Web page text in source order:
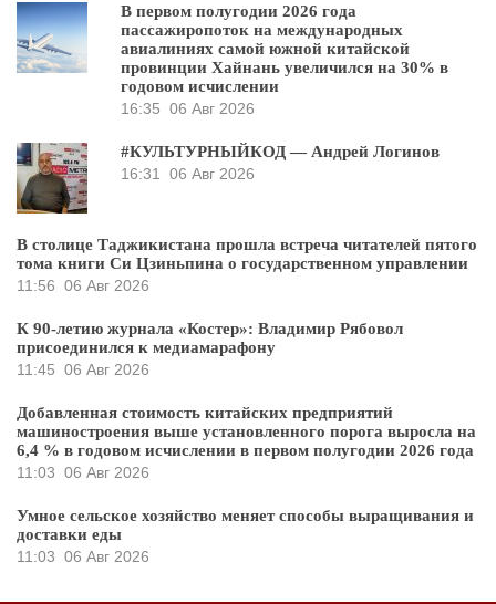
В первом полугодии 2026 года
пассажиропоток на международных
авиалиниях самой южной китайской
провинции Хайнань увеличился на 30% в
годовом исчислении
16:35 06 Авг 2026
#КУЛЬТУРНЫЙКОД — Андрей Логинов
16:31
06 Авг 2026
В столице Таджикистана прошла встреча читателей пятого
тома книги Си Цзиньпина о государственном управлении
11:56 06 Авг 2026
К 90-летию журнала «Костер»: Владимир Рябовол
присоединился к медиамарафону
11:45 06 Авг 2026
Добавленная стоимость китайских предприятий
машиностроения выше установленного порога выросла на
6,4 % в годовом исчислении в первом полугодии 2026 года
11:03 06 Авг 2026
Умное сельское хозяйство меняет способы выращивания и
доставки еды
11:03 06 Авг 2026